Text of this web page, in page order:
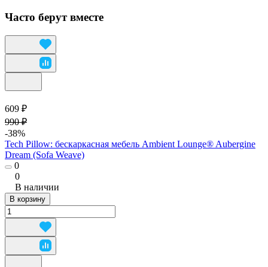
Часто берут вместе
609 ₽
990 ₽
-38%
Tech Pillow: бескаркасная мебель Ambient Lounge® Aubergine
Dream (Sofa Weave)
0
0
В наличии
В корзину